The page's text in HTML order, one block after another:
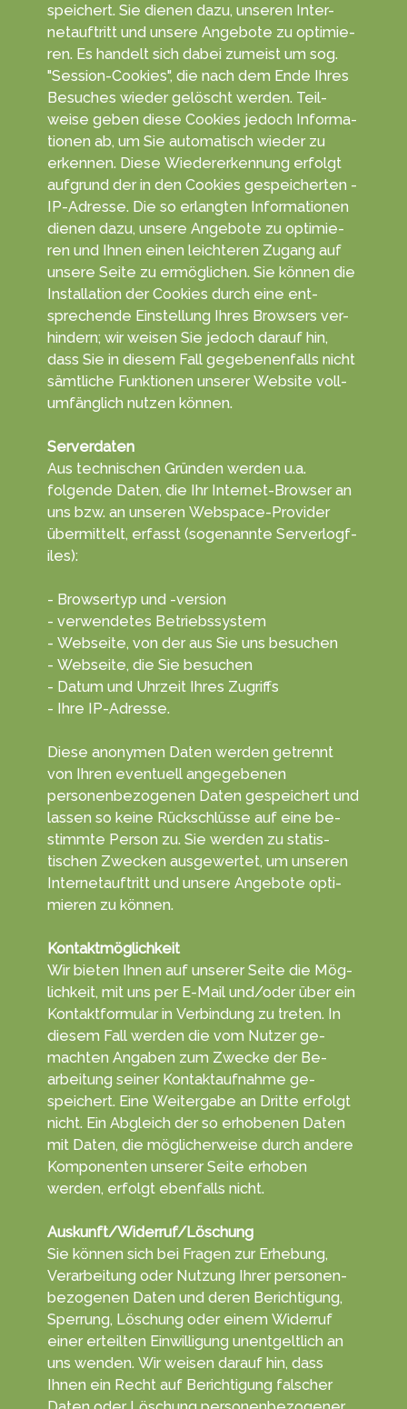
spei­chert. Sie die­nen dazu, unseren Inter­
netauf­tritt und unsere An­gebo­te zu opti­mie­
ren. Es han­delt sich da­bei zu­meist um sog.
"Session-Cookies", die nach dem Ende Ihres
Be­suches wie­der ge­löscht wer­den. Teil­
weise geben diese Coo­kies jedoch In­forma­
tionen ab, um Sie auto­matisch wieder zu
erkennen. Diese Wieder­erken­nung er­folgt
auf­grund der in den Cookies ge­speicher­ten ­
IP-Adresse. Die so er­langten Infor­matio­nen
die­nen da­zu, unsere An­gebo­te zu opti­mie­
ren und Ihnen einen leich­teren Zu­gang auf
unsere Sei­te zu ermög­lichen. Sie kön­nen die
In­stal­la­tion der Cookies durch eine ent­
sprechen­de Ein­stel­lung Ihres Browsers ver­
hindern; wir wei­sen Sie je­doch da­rauf hin,
dass Sie in diesem Fall ge­ge­benen­falls nicht
sämt­liche Funk­tionen unserer Web­site voll­
umfäng­lich nut­zen kön­nen.
Serverdaten
Aus tech­nischen Gründ­en werden u.a.
folgende Da­ten, die Ihr Inter­net-Browser an
uns bzw. an unseren Web­space-Provider
übe­rmittelt, erf­asst (soge­nannte Serve­rlogf­
iles):
- Browsertyp und -version
- verwendetes Betriebssystem
- Webseite, von der aus Sie uns besuchen
- Webseite, die Sie besuchen
- Datum und Uhrzeit Ihres Zugriffs
- Ihre IP-Adresse.
Diese anonymen Daten wer­den getrennt
von Ihren even­tuell ange­gebenen
personen­bezogenen Da­ten ge­speichert und
lassen so keine Rück­schlüsse auf eine be­
stimmte Per­son zu. Sie wer­den zu statis­
tischen Zwecken aus­gewertet, um unseren
Internet­auftritt und unsere An­gebote opti­
mieren zu kön­nen.
Kontaktmöglichkeit
Wir bieten Ihnen auf unserer Sei­te die Mög­
lich­keit, mit uns per E-Mail und/oder über ein
Kontakt­formu­lar in Ver­bin­dung zu tret­en. In
die­sem Fall werden die vom Nut­zer ge­
machten An­gab­en zum Zwecke der Be­
arbei­tung seiner Kontakt­aufnahme ge­
speichert. Eine Weiter­gabe an Dritte erfolgt
nicht. Ein Ab­gleich der so erho­benen Da­ten
mit Da­ten, die mög­licher­weise durch andere
Kompo­nenten unserer Sei­te erhoben
werden, er­folgt eben­falls nicht.
Auskunft/Widerruf/Löschung
Sie können sich bei Fra­gen zur Er­heb­ung,
Ver­arbei­tung oder Nut­zung Ihrer personen­
bezoge­nen Da­ten und deren Berich­tigung,
Sper­rung, Lö­schung oder einem Wider­ruf
einer erteil­ten Ein­willigung unent­gelt­lich an
uns wen­den. Wir wei­sen darauf hin, dass
Ihnen ein Recht auf Be­rich­ti­gung fal­scher